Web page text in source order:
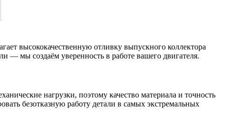
высококачественную отливку выпускного коллектора
— мы создаём уверенность в работе вашего двигателя.
нагрузки, поэтому качество материала и точность
безотказную работу детали в самых экстремальных